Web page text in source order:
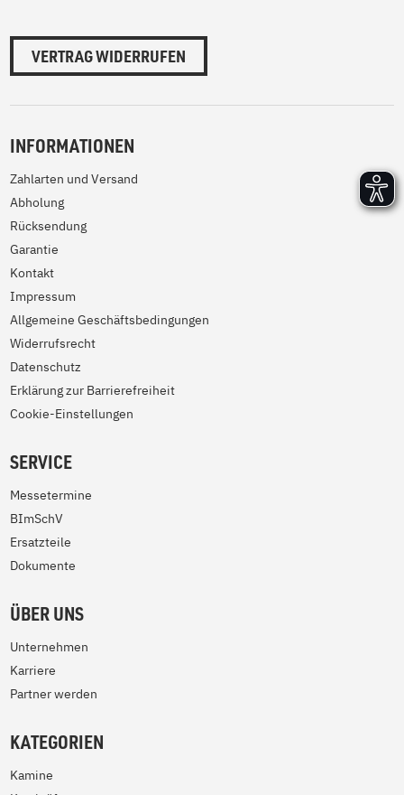
VERTRAG WIDERRUFEN
INFORMATIONEN
Zahlarten und Versand
Abholung
Rücksendung
Garantie
Kontakt
Impressum
Allgemeine Geschäftsbedingungen
Widerrufsrecht
Datenschutz
Erklärung zur Barrierefreiheit
Cookie-Einstellungen
SERVICE
Messetermine
BImSchV
Ersatzteile
Dokumente
ÜBER UNS
Unternehmen
Karriere
Partner werden
KATEGORIEN
Kamine